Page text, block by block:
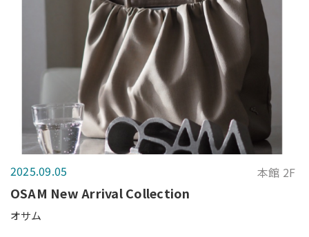
2025.09.05 本館 2F
OSAM New Arrival Collection
オサム